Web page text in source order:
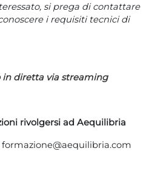
si prega di contattare
i requisiti tecnici di
in diretta via streaming
rivolgersi ad Aequilibria
formazione@aequilibria.com